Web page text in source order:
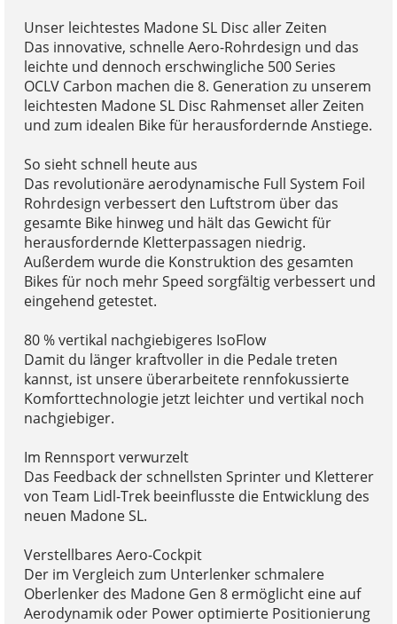
Unser leichtestes Madone SL Disc aller Zeiten
Das innovative, schnelle Aero-Rohrdesign und das
leichte und dennoch erschwingliche 500 Series
OCLV Carbon machen die 8. Generation zu unserem
leichtesten Madone SL Disc Rahmenset aller Zeiten
und zum idealen Bike für herausfordernde Anstiege.
So sieht schnell heute aus
Das revolutionäre aerodynamische Full System Foil
Rohrdesign verbessert den Luftstrom über das
gesamte Bike hinweg und hält das Gewicht für
herausfordernde Kletterpassagen niedrig.
Außerdem wurde die Konstruktion des gesamten
Bikes für noch mehr Speed sorgfältig verbessert und
eingehend getestet.
80 % vertikal nachgiebigeres IsoFlow
Damit du länger kraftvoller in die Pedale treten
kannst, ist unsere überarbeitete rennfokussierte
Komforttechnologie jetzt leichter und vertikal noch
nachgiebiger.
Im Rennsport verwurzelt
Das Feedback der schnellsten Sprinter und Kletterer
von Team Lidl-Trek beeinflusste die Entwicklung des
neuen Madone SL.
Verstellbares Aero-Cockpit
Der im Vergleich zum Unterlenker schmalere
Oberlenker des Madone Gen 8 ermöglicht eine auf
Aerodynamik oder Power optimierte Positionierung